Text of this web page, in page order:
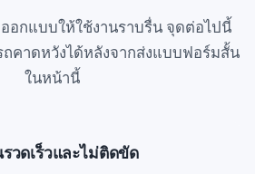
อกแบบให้ใช้งานราบรื่น จุดต่อไปนี้
คาดหวังได้หลังจากส่งแบบฟอร์มสั้น
ในหน้านี้
วดเร็วและไม่ติดขัด